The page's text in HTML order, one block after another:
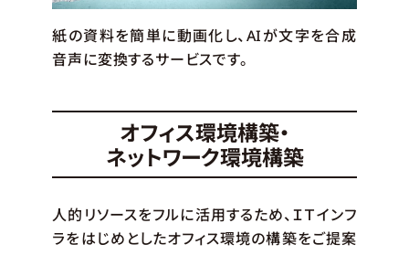
紙の資料を簡単に動画化し、AIが文字を合成
音声に変換するサービスです。
オフィス環境構築・
ネットワーク環境構築
人的リソースをフルに活用するため、ＩＴインフ
ラをはじめとしたオフィス環境の構築をご提案